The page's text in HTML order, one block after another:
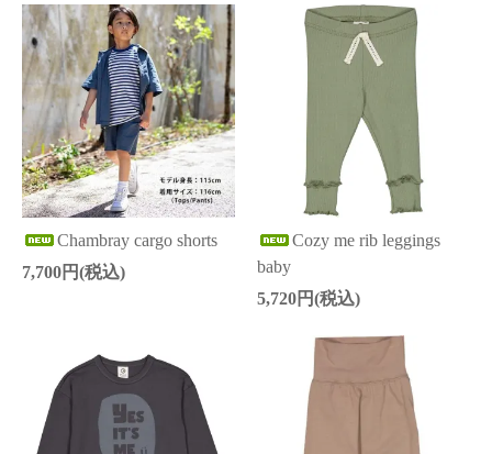
Chambray cargo shorts
7,700円(税込)
Cozy me rib leggings
baby
5,720円(税込)